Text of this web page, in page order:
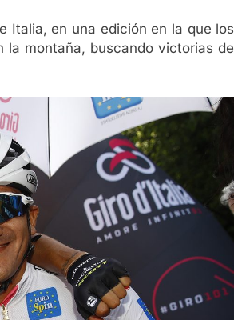
Italia, en una edición en la que los
la montaña, buscando victorias de